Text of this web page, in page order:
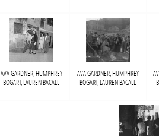
AVA GARDNER, HUMPHREY
BOGART, LAUREN BACALL
AVA GARDNER, HUMPHREY
BOGART, LAUREN BACALL